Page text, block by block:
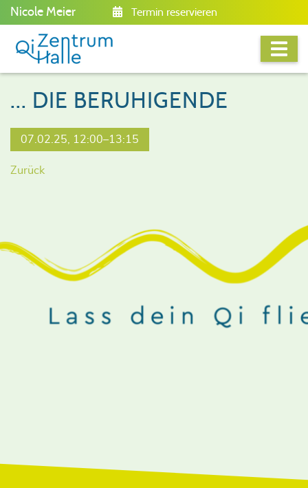
Nicole Meier Termin reservieren
... DIE BERUHIGENDE
07.02.25, 12:00–13:15
Zurück